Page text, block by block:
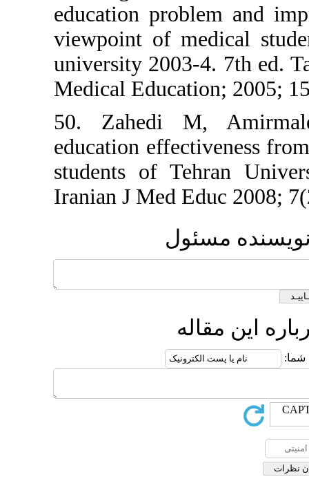
education
viewpoint
university
Medical
50.
education
students
Iranian J